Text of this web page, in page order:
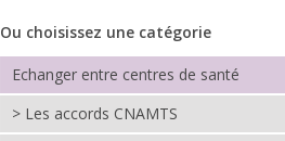
Ou choisissez une catégorie
Echanger entre centres de santé
> Les accords CNAMTS